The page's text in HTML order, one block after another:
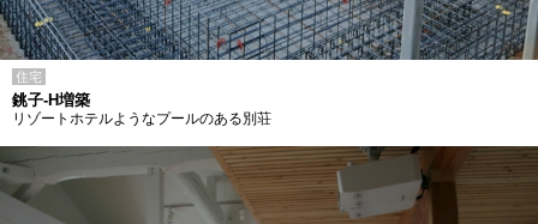
住宅
銚子-H増築
リゾートホテルようなプールのある別荘